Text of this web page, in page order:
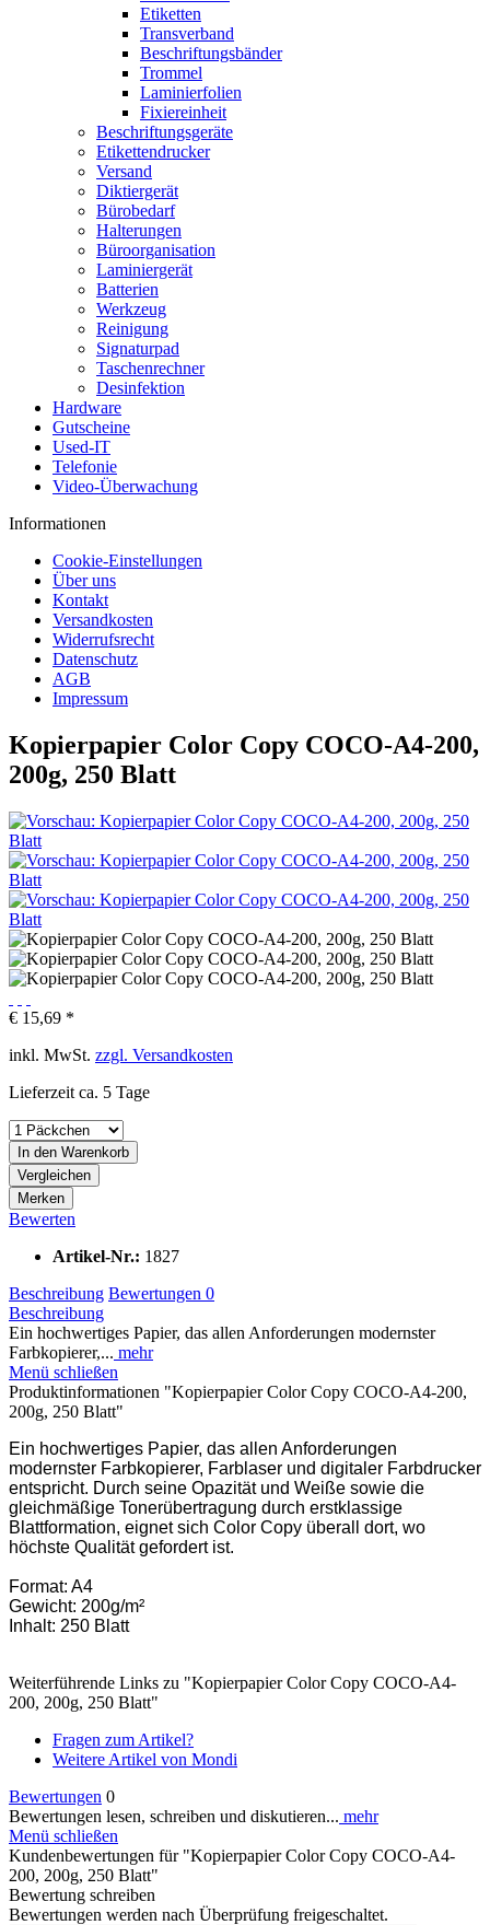
Etiketten
Transverband
Beschriftungsbänder
Trommel
Laminierfolien
Fixiereinheit
Beschriftungsgeräte
Etikettendrucker
Versand
Diktiergerät
Bürobedarf
Halterungen
Büroorganisation
Laminiergerät
Batterien
Werkzeug
Reinigung
Signaturpad
Taschenrechner
Desinfektion
Hardware
Gutscheine
Used-IT
Telefonie
Video-Überwachung
Informationen
Cookie-Einstellungen
Über uns
Kontakt
Versandkosten
Widerrufsrecht
Datenschutz
AGB
Impressum
Kopierpapier Color Copy COCO-A4-200,
200g, 250 Blatt
€ 15,69 *
inkl. MwSt. zzgl. Versandkosten
Lieferzeit ca. 5 Tage
In den Warenkorb
Vergleichen
Merken
Bewerten
Artikel-Nr.: 1827
Beschreibung Bewertungen 0
Beschreibung
Ein hochwertiges Papier, das allen Anforderungen modernster
Farbkopierer,... mehr
Menü schließen
Produktinformationen "Kopierpapier Color Copy COCO-A4-200,
200g, 250 Blatt"
Ein hochwertiges Papier, das allen Anforderungen
modernster Farbkopierer, Farblaser und digitaler Farbdrucker
entspricht. Durch seine Opazität und Weiße sowie die
gleichmäßige Tonerübertragung durch erstklassige
Blattformation, eignet sich Color Copy überall dort, wo
höchste Qualität gefordert ist.
Format: A4
Gewicht: 200g/m²
Inhalt: 250 Blatt
Weiterführende Links zu "Kopierpapier Color Copy COCO-A4-
200, 200g, 250 Blatt"
Fragen zum Artikel?
Weitere Artikel von Mondi
Bewertungen 0
Bewertungen lesen, schreiben und diskutieren... mehr
Menü schließen
Kundenbewertungen für "Kopierpapier Color Copy COCO-A4-
200, 200g, 250 Blatt"
Bewertung schreiben
Bewertungen werden nach Überprüfung freigeschaltet.